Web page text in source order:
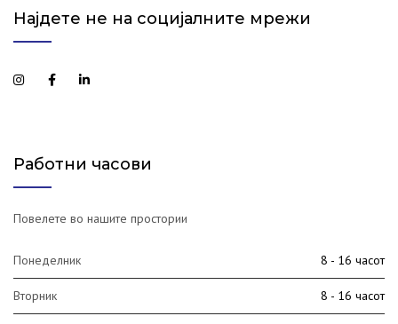
Најдете не на социјалните мрежи
Работни часови
Повелете во нашите простории
Понеделник 8 - 16 часот
Вторник 8 - 16 часот